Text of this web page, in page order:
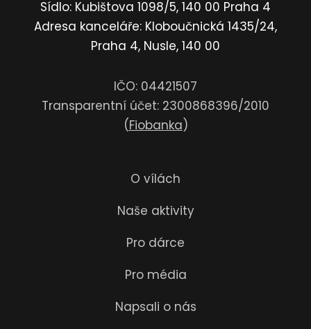
Sídlo: Kubištova 1098/5, 140 00 Praha 4
Adresa kanceláře: Kloboučnická 1435/24,
Praha 4, Nusle, 140 00
IČO: 04421507
Transparentní účet: 2300868396/2010
(Fiobanka)
O vílách
Naše aktivity
Pro dárce
Pro média
Napsali o nás